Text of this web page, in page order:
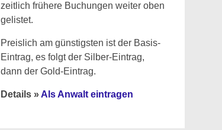
zeitlich frühere Buchungen weiter oben
gelistet.
Preislich am günstigsten ist der Basis-
Eintrag, es folgt der Silber-Eintrag,
dann der Gold-Eintrag.
Details » Als Anwalt eintragen